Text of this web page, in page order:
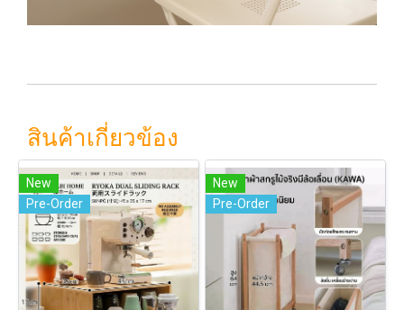
สินค้าเกี่ยวข้อง
New
Pre-Order
New
Pre-Order